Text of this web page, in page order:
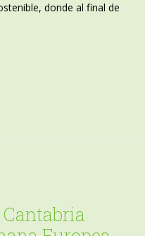
donde al final de